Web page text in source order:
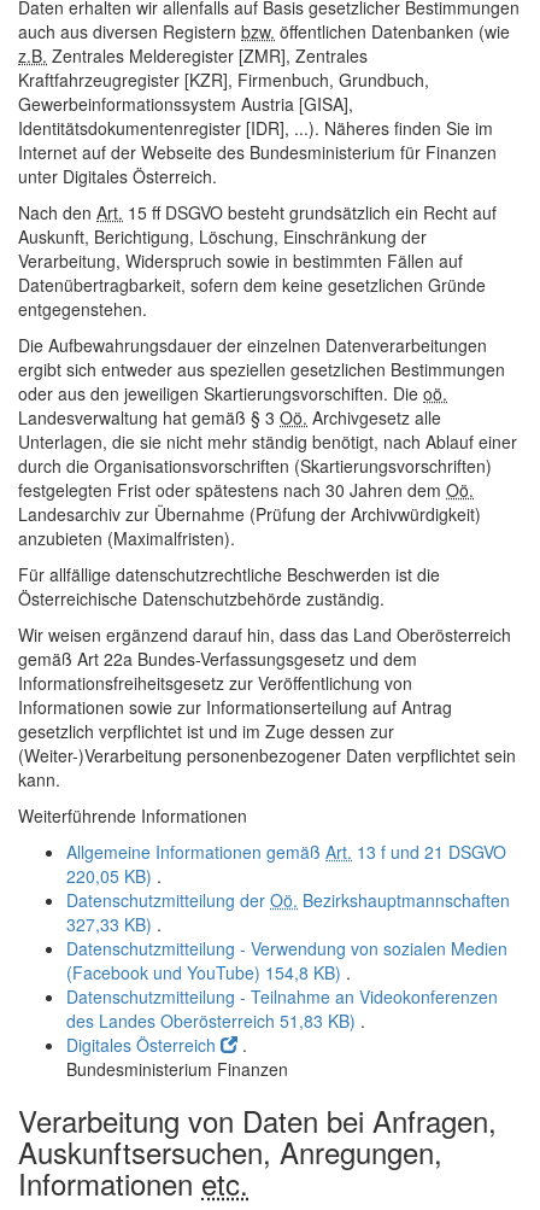
Daten erhalten wir allenfalls auf Basis gesetzlicher Bestimmungen
auch aus diversen Registern bzw. öffentlichen Datenbanken (wie
z.B. Zentrales Melderegister [ZMR], Zentrales
Kraftfahrzeugregister [KZR], Firmenbuch, Grundbuch,
Gewerbeinformationssystem Austria [GISA],
Identitätsdokumentenregister [IDR], ...). Näheres finden Sie im
Internet auf der Webseite des Bundesministerium für Finanzen
unter Digitales Österreich.
Nach den Art. 15 ff DSGVO besteht grundsätzlich ein Recht auf
Auskunft, Berichtigung, Löschung, Einschränkung der
Verarbeitung, Widerspruch sowie in bestimmten Fällen auf
Datenübertragbarkeit, sofern dem keine gesetzlichen Gründe
entgegenstehen.
Die Aufbewahrungsdauer der einzelnen Datenverarbeitungen
ergibt sich entweder aus speziellen gesetzlichen Bestimmungen
oder aus den jeweiligen Skartierungsvorschiften. Die oö.
Landesverwaltung hat gemäß § 3 Oö. Archivgesetz alle
Unterlagen, die sie nicht mehr ständig benötigt, nach Ablauf einer
durch die Organisationsvorschriften (Skartierungsvorschriften)
festgelegten Frist oder spätestens nach 30 Jahren dem Oö.
Landesarchiv zur Übernahme (Prüfung der Archivwürdigkeit)
anzubieten (Maximalfristen).
Für allfällige datenschutzrechtliche Beschwerden ist die
Österreichische Datenschutzbehörde zuständig.
Wir weisen ergänzend darauf hin, dass das Land Oberösterreich
gemäß Art 22a Bundes-Verfassungsgesetz und dem
Informationsfreiheitsgesetz zur Veröffentlichung von
Informationen sowie zur Informationserteilung auf Antrag
gesetzlich verpflichtet ist und im Zuge dessen zur
(Weiter-)Verarbeitung personenbezogener Daten verpflichtet sein
kann.
Weiterführende Informationen
Allgemeine Informationen gemäß Art. 13 f und 21 DSGVO
220,05 KB) .
Datenschutzmitteilung der Oö. Bezirkshauptmannschaften
327,33 KB) .
Datenschutzmitteilung - Verwendung von sozialen Medien
(Facebook und YouTube) 154,8 KB) .
Datenschutzmitteilung - Teilnahme an Videokonferenzen
des Landes Oberösterreich 51,83 KB) .
Digitales Österreich
.
Bundesministerium Finanzen
Verarbeitung von Daten bei Anfragen,
Auskunftsersuchen, Anregungen,
Informationen etc.